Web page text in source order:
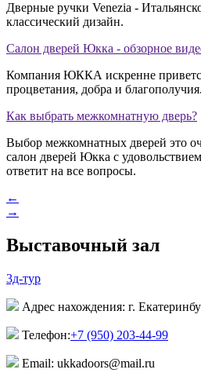
Дверные ручки Venezia -
классический дизайн.
Салон дверей Юкка - обзорное
Компания ЮККА искренне
процветания, добра и благополучия.
Как выбрать межкомнатную дверь?
Выбор межкомнатных дверей это
салон дверей Юкка с
ответит на все вопросы.
←
→
Выставочный зал
3д-тур
Адрес нахождения: г.
Телефон:+7 (950) 203-44-99
Email: ukkadoors@mail.ru